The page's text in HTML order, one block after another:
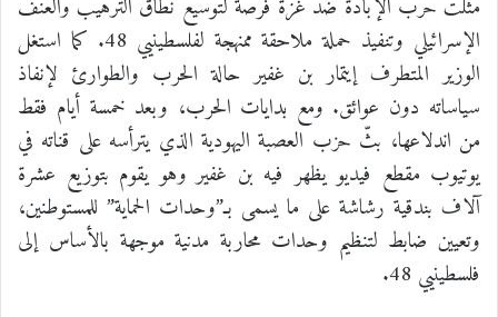
مثّلت حرب الإبادة ضد غزة فرصة لتوسيع نطاق الترهيب والعنف
الإسرائيلي وتنفيذ حملة ملاحقة ممنهجة لفلسطينيي 48. كما استغل
الوزير المتطرف إيتمار بن غفير حالة الحرب والطوارئ لإنفاذ
سياساته دون عوائق. ومع بدايات الحرب، وبعد خمسة أيام فقط
من اندلاعها، بثّ حزب العصبة اليهودية الذي يترأسه على قناته في
يوتيوب مقطع فيديو يظهر فيه بن غفير وهو يقوم بتوزيع عشرة
آلاف بندقية رشاشة على ما يسمى بـ”وحدات الحماية” للمستوطنين،
وتعيين ضابط لتنظيم وحدات محاربة مدنية موجهة بالأساس إلى
فلسطينيي 48.